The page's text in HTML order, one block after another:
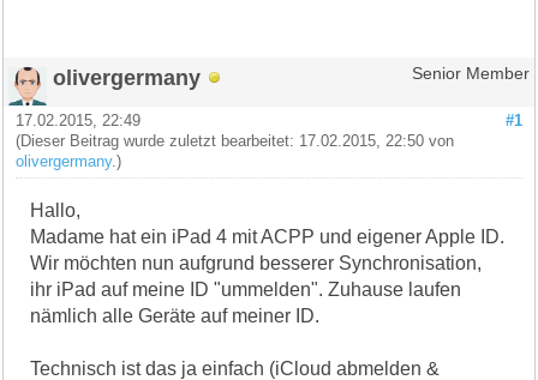
olivergermany Senior Member
#1
17.02.2015, 22:49
(Dieser Beitrag wurde zuletzt bearbeitet: 17.02.2015, 22:50 von
olivergermany.)
Hallo,
Madame hat ein iPad 4 mit ACPP und eigener Apple ID.
Wir möchten nun aufgrund besserer Synchronisation,
ihr iPad auf meine ID "ummelden". Zuhause laufen
nämlich alle Geräte auf meiner ID.
Technisch ist das ja einfach (iCloud abmelden &